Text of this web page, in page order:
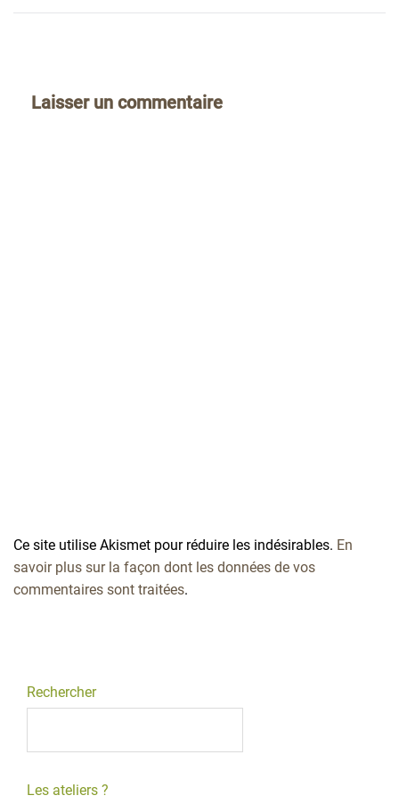
Laisser un commentaire
Ce site utilise Akismet pour réduire les indésirables. En
savoir plus sur la façon dont les données de vos
commentaires sont traitées.
Rechercher
Les ateliers ?